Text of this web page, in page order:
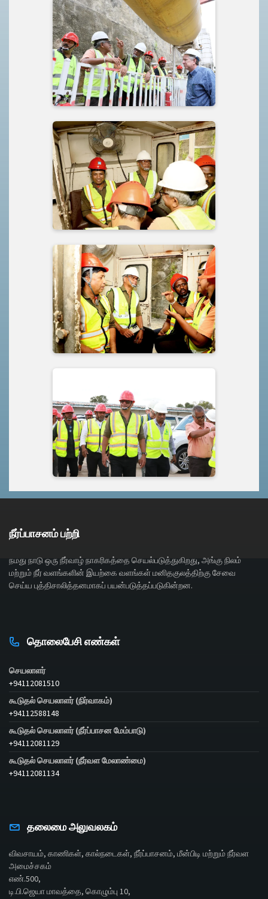
நீர்ப்பாசனம் பற்றி
நமது நாடு ஒரு நீர்வாழ் நாகரிகத்தை செயல்படுத்துகிறது, அங்கு நிலம்
மற்றும் நீர் வளங்களின் இயற்கை வளங்கள் மனிதகுலத்திற்கு சேவை
செய்ய புத்திசாலித்தனமாகப் பயன்படுத்தப்படுகின்றன.
தொலைபேசி எண்கள்
செயலாளர்
+94112081510
கூடுதல் செயலாளர் (நிர்வாகம்)
+94112588148
கூடுதல் செயலாளர் (நீர்ப்பாசன மேம்பாடு)
+94112081129
கூடுதல் செயலாளர் (நீர்வள மேலாண்மை)
+94112081134
தலைமை அலுவலகம்
விவசாயம், காணிகள், கால்நடைகள், நீர்ப்பாசனம், மீன்பிடி மற்றும் நீர்வள
அமைச்சகம்
எண்.500,
டி.பி.ஜெயா மாவத்தை, கொழும்பு 10,